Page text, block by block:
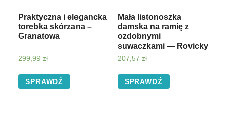
Praktyczna i elegancka
torebka skórzana –
Granatowa
299,99 zł
SPRAWDŹ
Mała listonoszka
damska na ramię z
ozdobnymi
suwaczkami — Rovicky
207,57 zł
SPRAWDŹ